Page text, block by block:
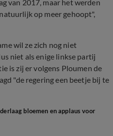
van 2017, maar het werden
op meer gehoopt",
wil ze zich nog niet
niet als enige linkse partij
is zij er volgens Ploumen de
"de regering een beetje bij te
bloemen en applaus voor